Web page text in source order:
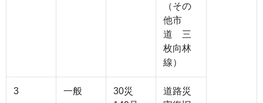
（その
他市
道 三
枚向林
線）
3 一般
30災
道路災